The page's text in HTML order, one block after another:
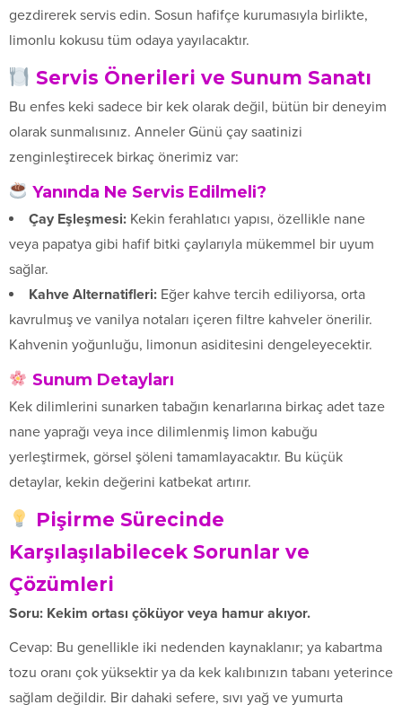
gezdirerek servis edin. Sosun hafifçe kurumasıyla birlikte,
limonlu kokusu tüm odaya yayılacaktır.
Servis Önerileri ve Sunum Sanatı
Bu enfes keki sadece bir kek olarak değil, bütün bir deneyim
olarak sunmalısınız. Anneler Günü çay saatinizi
zenginleştirecek birkaç önerimiz var:
Yanında Ne Servis Edilmeli?
Çay Eşleşmesi: Kekin ferahlatıcı yapısı, özellikle nane
veya papatya gibi hafif bitki çaylarıyla mükemmel bir uyum
sağlar.
Kahve Alternatifleri: Eğer kahve tercih ediliyorsa, orta
kavrulmuş ve vanilya notaları içeren filtre kahveler önerilir.
Kahvenin yoğunluğu, limonun asiditesini dengeleyecektir.
Sunum Detayları
Kek dilimlerini sunarken tabağın kenarlarına birkaç adet taze
nane yaprağı veya ince dilimlenmiş limon kabuğu
yerleştirmek, görsel şöleni tamamlayacaktır. Bu küçük
detaylar, kekin değerini katbekat artırır.
Pişirme Sürecinde
Karşılaşılabilecek Sorunlar ve
Çözümleri
Soru: Kekim ortası çöküyor veya hamur akıyor.
Cevap: Bu genellikle iki nedenden kaynaklanır; ya kabartma
tozu oranı çok yüksektir ya da kek kalıbınızın tabanı yeterince
sağlam değildir. Bir dahaki sefere, sıvı yağ ve yumurta